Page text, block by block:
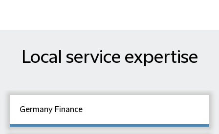
Local service expertise
Germany Finance